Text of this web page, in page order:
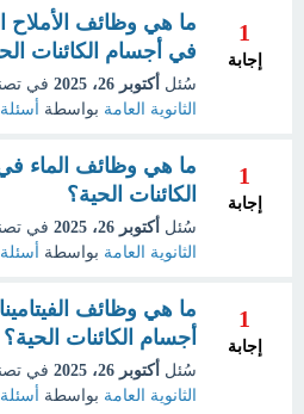
1
إجابة
ما هي وظائف الأملاح
في أجسام الكائنات
سُئل أكتوبر 26، 2025 في
الثانوية العامة بواسطة
1
إجابة
ما هي وظائف الماء
الكائنات الحية؟
سُئل أكتوبر 26، 2025 في
الثانوية العامة بواسطة
1
إجابة
ما هي وظائف
أجسام الكائنات الحية؟
سُئل أكتوبر 26، 2025 في
الثانوية العامة بواسطة